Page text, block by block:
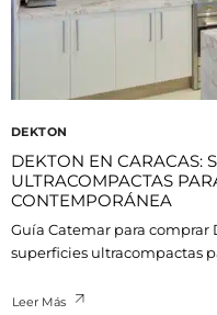
DEKTON
DEKTON EN CARACAS:
ULTRACOMPACTAS
CONTEMPORÁNEA
Guía Catemar para comprar
superficies ultracompactas
Leer Más